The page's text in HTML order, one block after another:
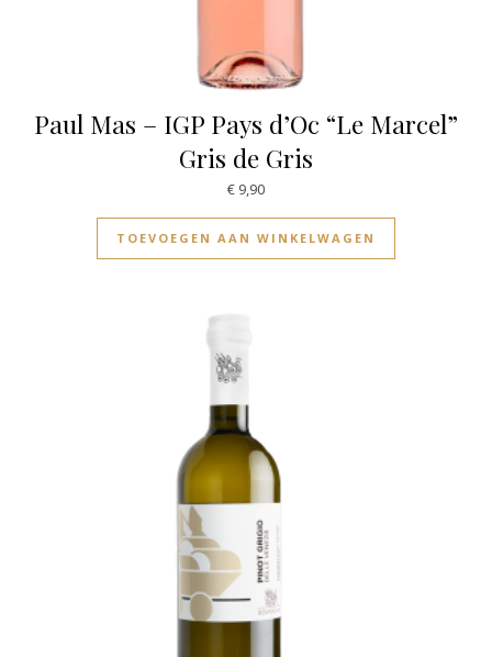
Paul Mas – IGP Pays d’Oc “Le Marcel”
Gris de Gris
€ 9,90
TOEVOEGEN AAN WINKELWAGEN